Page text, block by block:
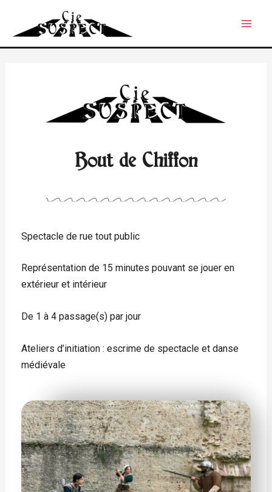
Bout de Chiffon
Spectacle de rue tout public
Représentation de 15 minutes pouvant se jouer en
extérieur et intérieur
De 1 à 4 passage(s) par jour
Ateliers d’initiation : escrime de spectacle et danse
médiévale